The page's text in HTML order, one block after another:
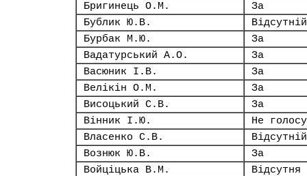
Бригинець О.М.
За
Бублик Ю.В.
Відсутній
Бурбак М.Ю.
За
Вадатурський А.О.
За
Васюник І.В.
За
Велікін О.М.
За
Висоцький С.В.
За
Вінник І.Ю.
Не
Власенко С.В.
Відсутній
Вознюк Ю.В.
За
Войціцька В.М.
Відсутня